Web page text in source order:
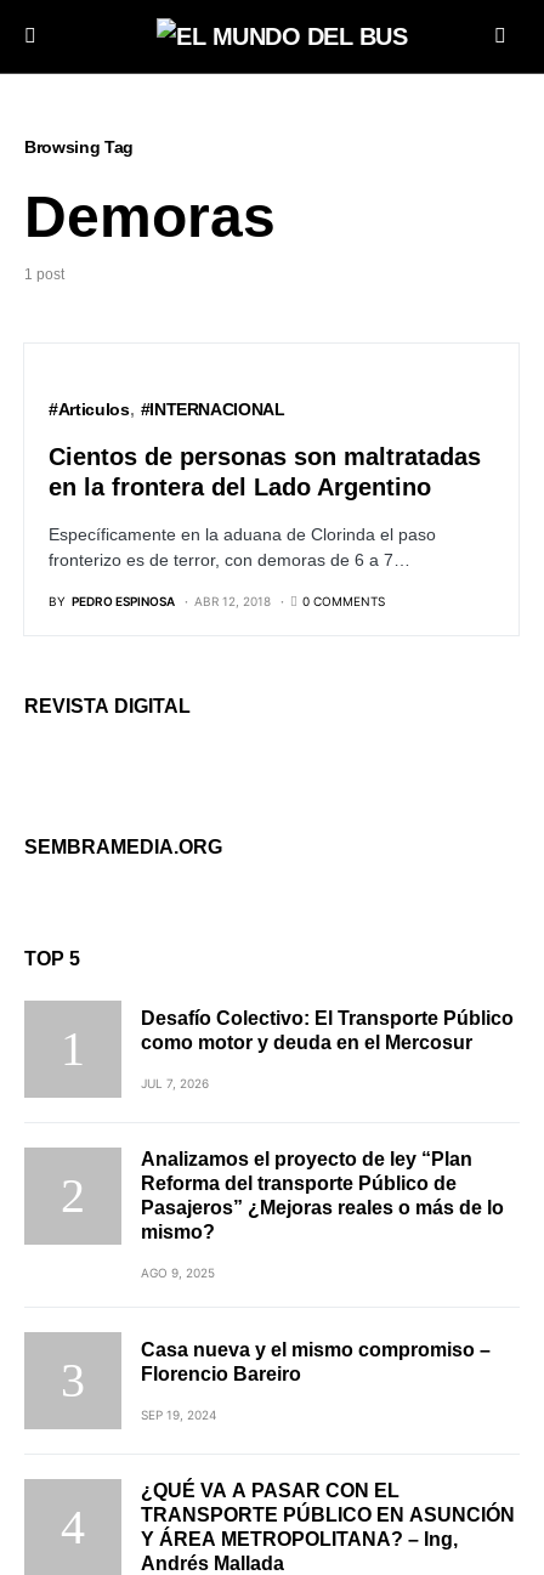
Browsing Tag
Demoras
1 post
#Articulos #INTERNACIONAL
Cientos de personas son maltratadas
en la frontera del Lado Argentino
Específicamente en la aduana de Clorinda el paso
fronterizo es de terror, con demoras de 6 a 7…
BY PEDRO ESPINOSA ABR 12, 2018 0 COMMENTS
REVISTA DIGITAL
SEMBRAMEDIA.ORG
TOP 5
Desafío Colectivo: El Transporte Público
como motor y deuda en el Mercosur
JUL 7, 2026
Analizamos el proyecto de ley “Plan
Reforma del transporte Público de
Pasajeros” ¿Mejoras reales o más de lo
mismo?
AGO 9, 2025
Casa nueva y el mismo compromiso –
Florencio Bareiro
SEP 19, 2024
¿QUÉ VA A PASAR CON EL
TRANSPORTE PÚBLICO EN ASUNCIÓN
Y ÁREA METROPOLITANA? – Ing,
Andrés Mallada